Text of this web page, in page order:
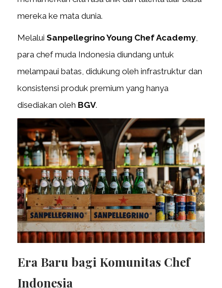
mereka ke mata dunia.
Melalui Sanpellegrino Young Chef Academy
para chef muda Indonesia diundang untuk
melampaui batas, didukung oleh infrastruktur dan
konsistensi produk premium yang hanya
disediakan oleh BGV.
Era Baru bagi Komunitas Chef
Indonesia